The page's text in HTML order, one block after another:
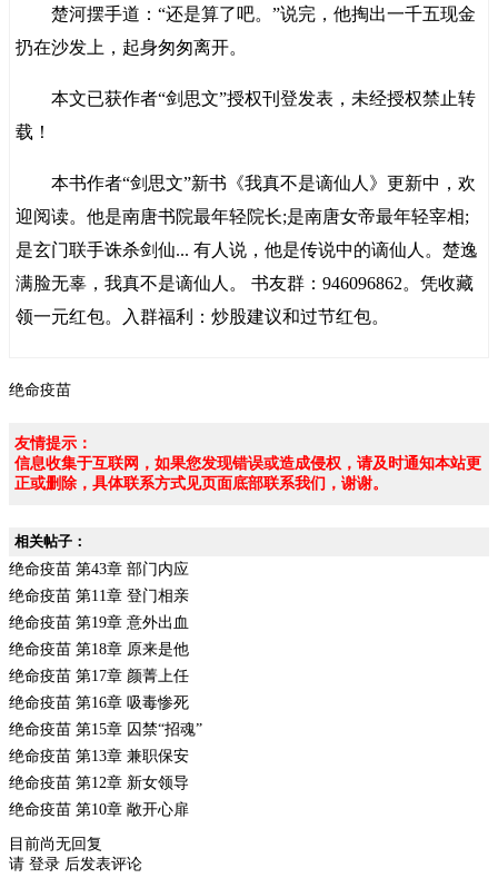
楚河摆手道：“还是算了吧。”说完，他掏出一千五现金
扔在沙发上，起身匆匆离开。
本文已获作者“剑思文”授权刊登发表，未经授权禁止转
载！
本书作者“剑思文”新书《我真不是谪仙人》更新中，欢
迎阅读。他是南唐书院最年轻院长;是南唐女帝最年轻宰相;
是玄门联手诛杀剑仙... 有人说，他是传说中的谪仙人。楚逸
满脸无辜，我真不是谪仙人。 书友群：946096862。凭收藏
领一元红包。入群福利：炒股建议和过节红包。
绝命疫苗
友情提示：
信息收集于互联网，如果您发现错误或造成侵权，请及时通知本站更
正或删除，具体联系方式见页面底部联系我们，谢谢。
相关帖子：
绝命疫苗 第43章 部门内应
绝命疫苗 第11章 登门相亲
绝命疫苗 第19章 意外出血
绝命疫苗 第18章 原来是他
绝命疫苗 第17章 颜菁上任
绝命疫苗 第16章 吸毒惨死
绝命疫苗 第15章 囚禁“招魂”
绝命疫苗 第13章 兼职保安
绝命疫苗 第12章 新女领导
绝命疫苗 第10章 敞开心扉
目前尚无回复
请 登录 后发表评论